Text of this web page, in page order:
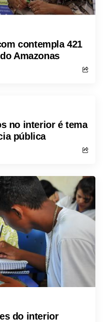
contempla 421
Amazonas
no interior é tema
pública
do interior